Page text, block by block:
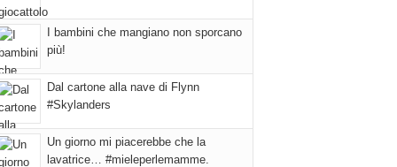
I bambini che mangiano non sporcano
più!
Dal cartone alla nave di Flynn
#Skylanders
Un giorno mi piacerebbe che la
lavatrice… #mieleperlemamme.